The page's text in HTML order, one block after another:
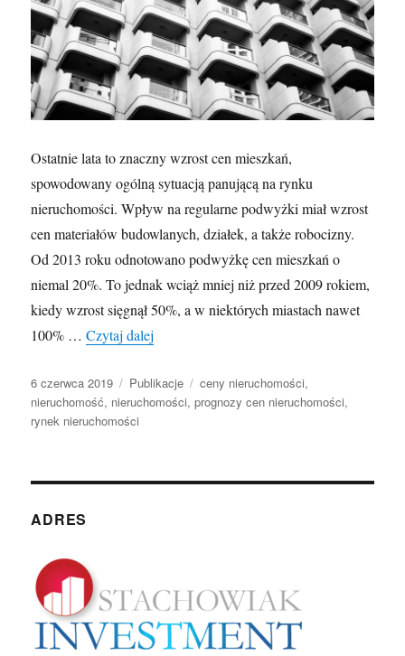
Ostatnie lata to znaczny wzrost cen mieszkań,
spowodowany ogólną sytuacją panującą na rynku
nieruchomości. Wpływ na regularne podwyżki miał wzrost
cen materiałów budowlanych, działek, a także robocizny.
Od 2013 roku odnotowano podwyżkę cen mieszkań o
niemal 20%. To jednak wciąż mniej niż przed 2009 rokiem,
kiedy wzrost sięgnął 50%, a w niektórych miastach nawet
100% …Czytaj dalej
Opublikowano
6 czerwca 2019 Kategorie
Publikacje Tagi
ceny nieruchomości,
nieruchomość, nieruchomości,prognozy cen nieruchomości,
rynek nieruchomości
ADRES